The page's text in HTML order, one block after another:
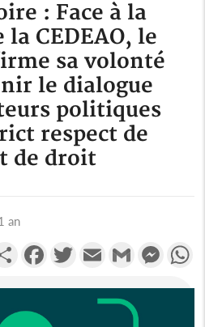
: Face à la
CEDEAO, le
sa volonté
le dialogue
politiques
respect de
de droit
an
PartagerFacebookTwitterEmail Gmail